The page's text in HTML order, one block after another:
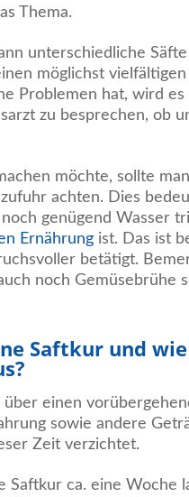
Thema.
unterschiedliche
möglichst
Problemen hat, wird
zu besprechen, ob
möchte, sollte
achten. Dies
genügend Wasser
Ernährung ist. Das ist
betätigt.
noch Gemüsebrühe
Saftkur und
einen
sowie andere
Zeit verzichtet.
Saftkur ca. eine Woche